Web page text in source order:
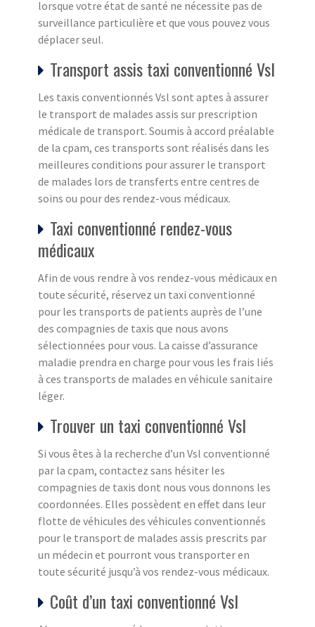
lorsque votre état de santé ne nécessite pas de
surveillance particulière et que vous pouvez vous
déplacer seul.
Transport assis taxi conventionné Vsl
Les taxis conventionnés Vsl sont aptes à assurer
le transport de malades assis sur prescription
médicale de transport. Soumis à accord préalable
de la cpam, ces transports sont réalisés dans les
meilleures conditions pour assurer le transport
de malades lors de transferts entre centres de
soins ou pour des rendez-vous médicaux.
Taxi conventionné rendez-vous
médicaux
Afin de vous rendre à vos rendez-vous médicaux en
toute sécurité, réservez un taxi conventionné
pour les transports de patients auprès de l’une
des compagnies de taxis que nous avons
sélectionnées pour vous. La caisse d’assurance
maladie prendra en charge pour vous les frais liés
à ces transports de malades en véhicule sanitaire
léger.
Trouver un taxi conventionné Vsl
Si vous êtes à la recherche d’un Vsl conventionné
par la cpam, contactez sans hésiter les
compagnies de taxis dont nous vous donnons les
coordonnées. Elles possèdent en effet dans leur
flotte de véhicules des véhicules conventionnés
pour le transport de malades assis prescrits par
un médecin et pourront vous transporter en
toute sécurité jusqu’à vos rendez-vous médicaux.
Coût d’un taxi conventionné Vsl